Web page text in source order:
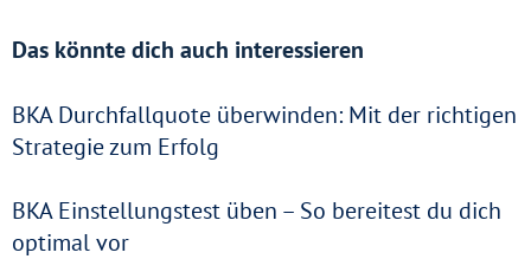
Das könnte dich auch interessieren
BKA Durchfallquote überwinden: Mit der richtigen
Strategie zum Erfolg
BKA Einstellungstest üben – So bereitest du dich
optimal vor